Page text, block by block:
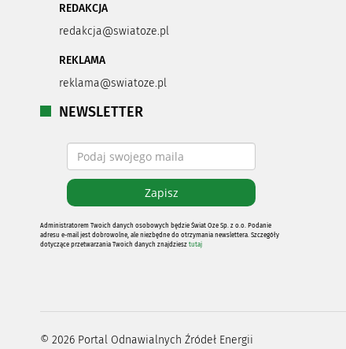
REDAKCJA
redakcja@swiatoze.pl
REKLAMA
reklama@swiatoze.pl
NEWSLETTER
Administratorem Twoich danych osobowych będzie Świat Oze Sp. z o.o. Podanie
adresu e-mail jest dobrowolne, ale niezbędne do otrzymania newslettera. Szczegóły
dotyczące przetwarzania Twoich danych znajdziesz tutaj
© 2026Portal Odnawialnych Źródeł Energii